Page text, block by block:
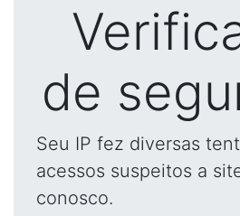
de
Seu IP fez diversas
acessos suspeitos a
conosco.